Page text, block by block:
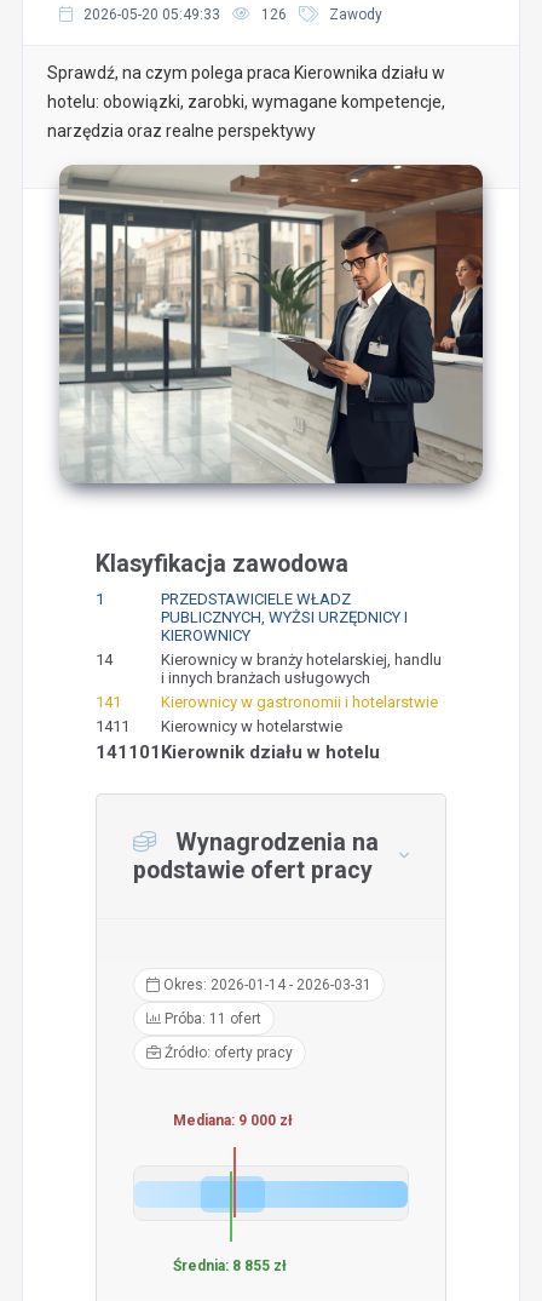
2026-05-20 05:49:33 126 Zawody
Sprawdź, na czym polega praca Kierownika działu w
hotelu: obowiązki, zarobki, wymagane kompetencje,
narzędzia oraz realne perspektywy
Klasyfikacja zawodowa
1
PRZEDSTAWICIELE WŁADZ
PUBLICZNYCH, WYŻSI URZĘDNICY I
KIEROWNICY
14
Kierownicy w branży hotelarskiej, handlu
i innych branżach usługowych
141
Kierownicy w gastronomii i hotelarstwie
1411
Kierownicy w hotelarstwie
141101 Kierownik działu w hotelu
Wynagrodzenia na
podstawie ofert pracy
Okres: 2026-01-14 - 2026-03-31
Próba: 11 ofert
Źródło: oferty pracy
Mediana: 9 000 zł
Średnia: 8 855 zł